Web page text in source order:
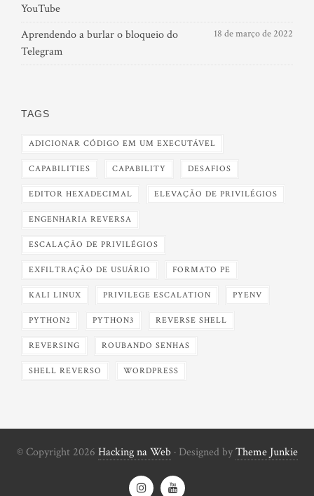
YouTube
Aprendendo a burlar o bloqueio do
Telegram
18 de março de 2022
TAGS
ADICIONAR CÓDIGO EM UM EXECUTÁVEL
CAPABILITIES CAPABILITY DESAFIOS
EDITOR HEXADECIMAL ELEVAÇÃO DE PRIVILÉGIOS
ENGENHARIA REVERSA
ESCALAÇÃO DE PRIVILÉGIOS
EXFILTRAÇÃO DE USUÁRIO FORMATO PE
KALI LINUX PRIVILEGE ESCALATION PYENV
PYTHON2 PYTHON3 REVERSE SHELL
REVERSING ROUBANDO SENHAS
SHELL REVERSO WORDPRESS
© Copyright 2026 Hacking na Web· Designed byTheme Junkie